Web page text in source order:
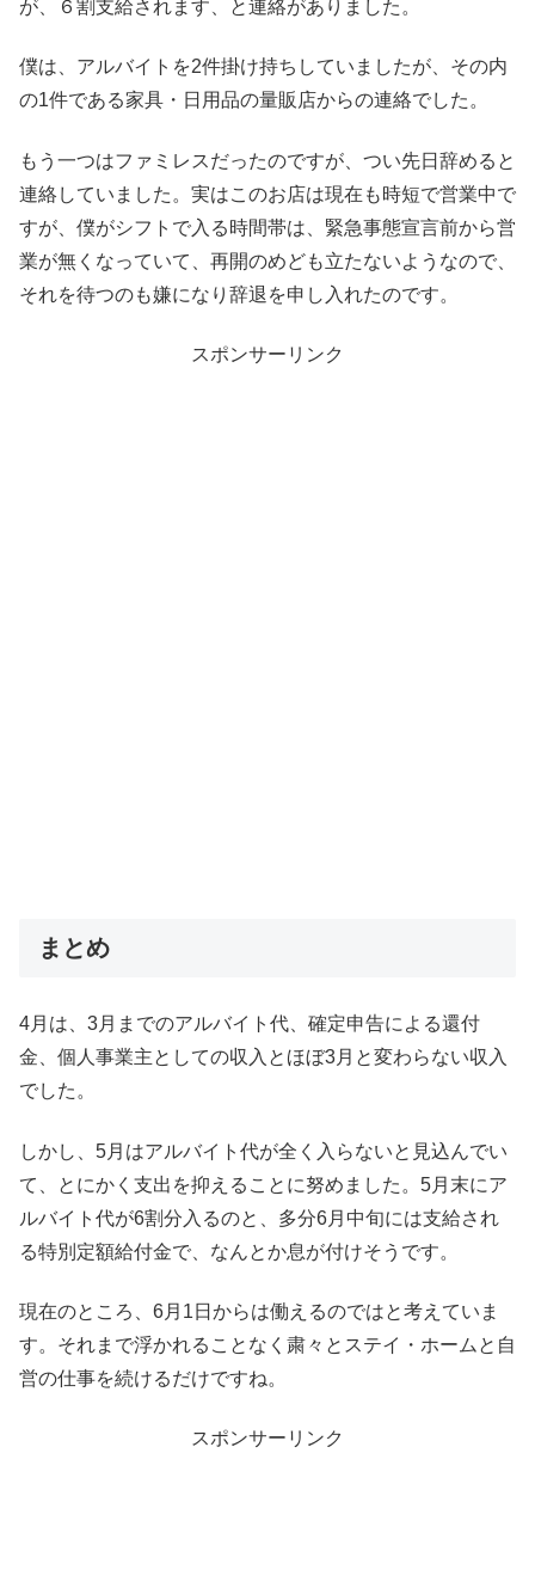
が、６割支給されます、と連絡がありました。
僕は、アルバイトを2件掛け持ちしていましたが、その内
の1件である家具・日用品の量販店からの連絡でした。
もう一つはファミレスだったのですが、つい先日辞めると
連絡していました。実はこのお店は現在も時短で営業中で
すが、僕がシフトで入る時間帯は、緊急事態宣言前から営
業が無くなっていて、再開のめども立たないようなので、
それを待つのも嫌になり辞退を申し入れたのです。
スポンサーリンク
まとめ
4月は、3月までのアルバイト代、確定申告による還付
金、個人事業主としての収入とほぼ3月と変わらない収入
でした。
しかし、5月はアルバイト代が全く入らないと見込んでい
て、とにかく支出を抑えることに努めました。5月末にア
ルバイト代が6割分入るのと、多分6月中旬には支給され
る特別定額給付金で、なんとか息が付けそうです。
現在のところ、6月1日からは働えるのではと考えていま
す。それまで浮かれることなく粛々とステイ・ホームと自
営の仕事を続けるだけですね。
スポンサーリンク